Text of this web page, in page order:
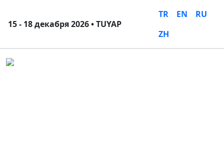
15 - 18 декабря 2026 • TUYAP
TR EN
RU
ZH